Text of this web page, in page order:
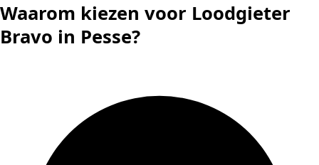
Waarom kiezen voor Loodgieter
Bravo in Pesse?